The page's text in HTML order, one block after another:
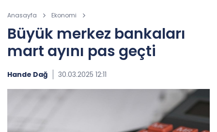
Anasayfa Ekonomi
Büyük merkez bankaları
mart ayını pas geçti
Hande Dağ 30.03.2025 12:11